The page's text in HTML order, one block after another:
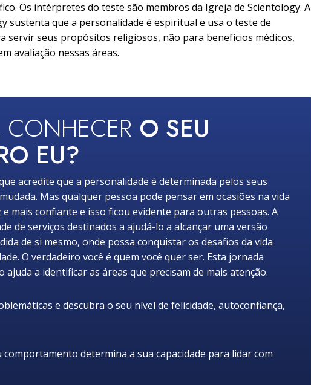
Os intérpretes do teste são membros da Igreja de Scientology. A
sustenta que a personalidade é espiritual e usa o teste de
servir seus propósitos religiosos, não para benefícios médicos,
avaliação nessas áreas.
CONHECER O SEU
EU?
acredite que a personalidade é determinada pelos seus
Mas qualquer pessoa pode pensar em ocasiões na vida
mais confiante e isso ficou evidente para outras pessoas. A
de serviços destinados a ajudá-lo a alcançar uma versão
de si mesmo, onde possa conquistar os desafios da vida
O verdadeiro você é quem você quer ser. Esta jornada
ajuda a identificar as áreas que precisam de mais atenção.
e descubra o seu nível de felicidade, autoconfiança,
comportamento determina a sua capacidade para lidar com